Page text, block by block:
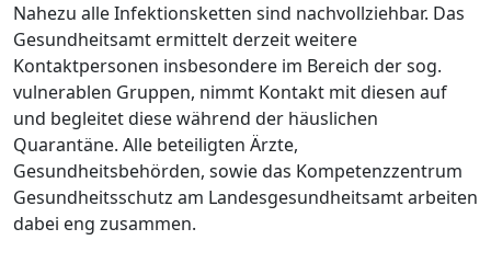
Nahezu alle Infektionsketten sind nachvollziehbar. Das
Gesundheitsamt ermittelt derzeit weitere
Kontaktpersonen insbesondere im Bereich der sog.
vulnerablen Gruppen, nimmt Kontakt mit diesen auf
und begleitet diese während der häuslichen
Quarantäne. Alle beteiligten Ärzte,
Gesundheitsbehörden, sowie das Kompetenzzentrum
Gesundheitsschutz am Landesgesundheitsamt arbeiten
dabei eng zusammen.